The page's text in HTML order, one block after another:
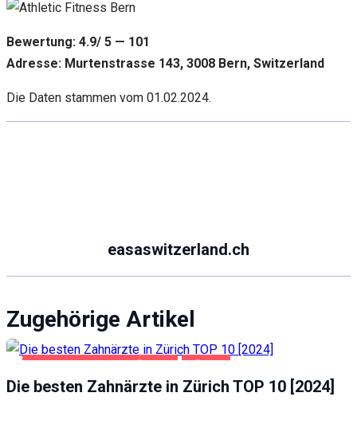
Bewertung: 4.9/ 5 — 101
Adresse: Murtenstrasse 143, 3008 Bern, Switzerland
Die Daten stammen vom 01.02.2024.
easaswitzerland.ch
Zugehörige Artikel
Die besten Zahnärzte in Zürich TOP 10 [2024]